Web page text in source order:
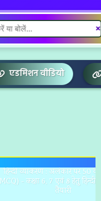
❌
एडमिशन वीडियो